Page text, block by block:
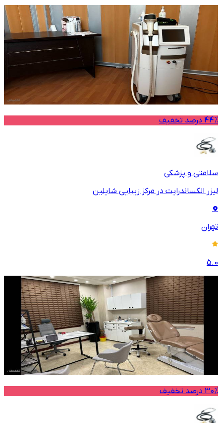
44% درصد تخفیف
سلامتی و پزشکی
لیزر الکساندرایت در مرکز زیبایی شایلین
تهران
5.0
30% درصد تخفیف